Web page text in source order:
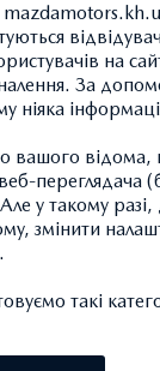
на
За
ніяка
відома,
переглядача
у такому
змінити
такі